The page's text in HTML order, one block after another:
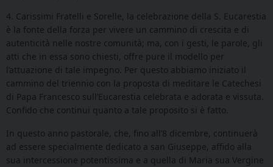
4. Carissimi Fratelli e Sorelle, la celebrazione della S. Eucarestia
è la fonte della forza per vivere un cammino di crescita e di
autenticità nelle nostre comunità; ma, con i gesti, le parole, gli
atti che in essa sono chiesti, offre pure il modello per
l’attuazione di tale impegno. Per questo abbiamo iniziato il
cammino del triennio con la proposta di meditare le Catechesi
di Papa Francesco sull’Eucarestia celebrata e adorata e vissuta.
Confido che continui quanto a tale proposito si è fatto.
In questo anno pastorale, che, fino all’8 dicembre, continuerà
ad essere specialmente dedicato a san Giuseppe, affido alla
sua intercessione potentissima e a quella di Maria sua Vergine